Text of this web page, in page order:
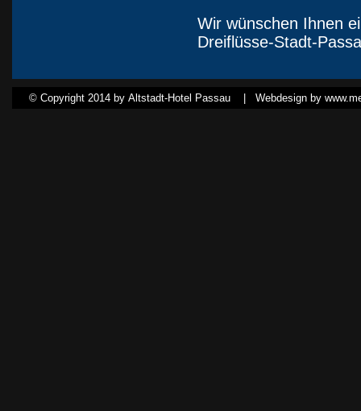
Wir wünschen Ihnen
Dreiflüsse-Stadt-
© Copyright 2014 by Altstadt-Hotel Passau | Webdesign by